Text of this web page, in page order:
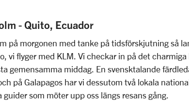
- Quito, Ecuador
på morgonen med tanke på tidsförskjutning så
vi flyger med KLM. Vi checkar in på det
gemensamma middag. En svensktalande
på Galapagos har vi dessutom två lokala
som möter upp oss längs resans gång.